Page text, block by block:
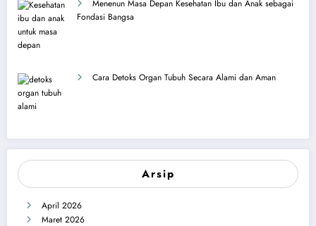
Menenun Masa Depan Kesehatan Ibu dan Anak sebagai
Fondasi Bangsa
Cara Detoks Organ Tubuh Secara Alami dan Aman
Arsip
April 2026
Maret 2026